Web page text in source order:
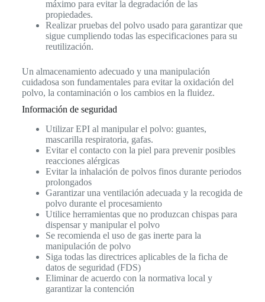
máximo para evitar la degradación de las
propiedades.
Realizar pruebas del polvo usado para garantizar que
sigue cumpliendo todas las especificaciones para su
reutilización.
Un almacenamiento adecuado y una manipulación
cuidadosa son fundamentales para evitar la oxidación del
polvo, la contaminación o los cambios en la fluidez.
Información de seguridad
Utilizar EPI al manipular el polvo: guantes,
mascarilla respiratoria, gafas.
Evitar el contacto con la piel para prevenir posibles
reacciones alérgicas
Evitar la inhalación de polvos finos durante periodos
prolongados
Garantizar una ventilación adecuada y la recogida de
polvo durante el procesamiento
Utilice herramientas que no produzcan chispas para
dispensar y manipular el polvo
Se recomienda el uso de gas inerte para la
manipulación de polvo
Siga todas las directrices aplicables de la ficha de
datos de seguridad (FDS)
Eliminar de acuerdo con la normativa local y
garantizar la contención